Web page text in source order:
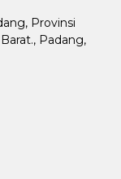
Provinsi
Padang,